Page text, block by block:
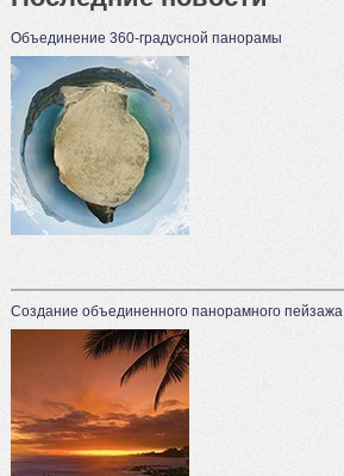
Объединение 360-градусной панорамы
Создание объединенного панорамного пейзажа